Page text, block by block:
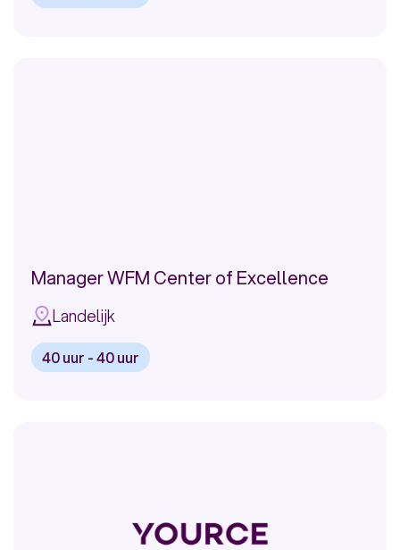
Infomedics
Manager WFM Center of Excellence
Landelijk
40 uur - 40 uur
Excellence